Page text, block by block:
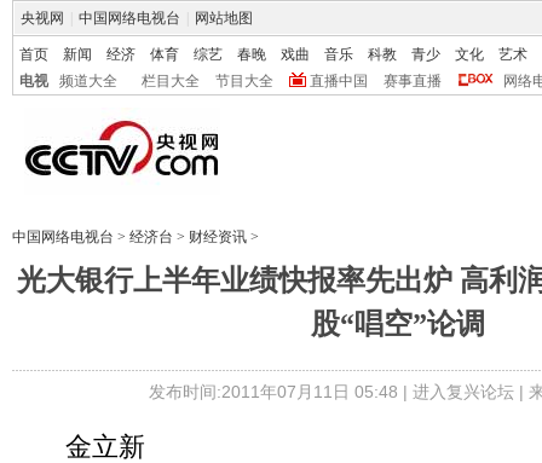
央视网 中国网络电视台 网站地图
首页 新闻 经济 体育 综艺 春晚 戏曲 音乐 科教 青少 文化
艺术
电视
频道大全 栏目大全 节目大全 直播中国 赛事直播 网络
中国网络电视台 > 经济台 > 财经资讯 >
光大银行上半年业绩快报率先出炉 高利
股“唱空”论调
发布时间:2011年07月11日 05:48 | 进入复兴论坛|
金立新